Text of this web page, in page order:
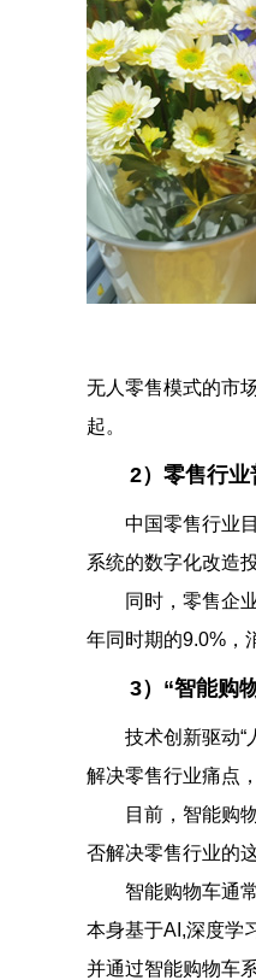
无人零售模式的市
起。
2）零售行业
中国零售行业目
系统的数字化改造
同时，零售企业
年同时期的9.0%，
3）“智能购物
技术创新驱动“人
解决零售行业痛点
目前，智能购物
否解决零售行业的
智能购物车通常
本身基于AI,深度学
并通过智能购物车